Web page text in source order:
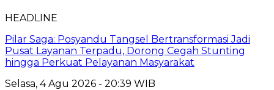
HEADLINE
Pilar Saga: Posyandu Tangsel Bertransformasi Jadi
Pusat Layanan Terpadu, Dorong Cegah Stunting
hingga Perkuat Pelayanan Masyarakat
Selasa, 4 Agu 2026 - 20:39 WIB